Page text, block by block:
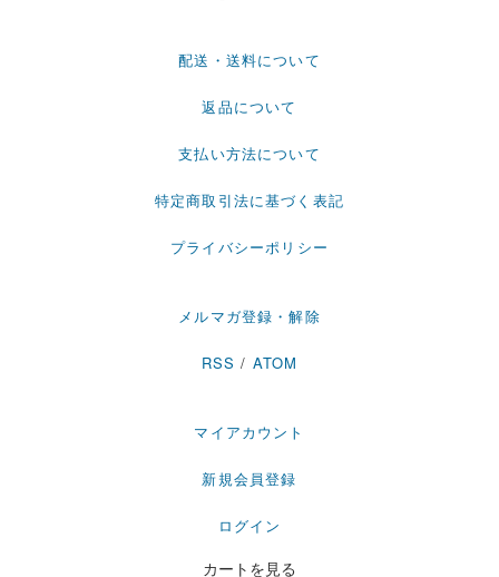
配送・送料について
返品について
支払い方法について
特定商取引法に基づく表記
プライバシーポリシー
メルマガ登録・解除
RSS / ATOM
マイアカウント
新規会員登録
ログイン
カートを見る